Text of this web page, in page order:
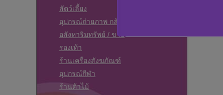
สัตว์เลี้ยง
อุปกรณ์ถ่ายภาพ กล้อง - วิดีโอ - ดีวีดี
อสังหาริมทรัพย์ / ขาย
รองเท้า
ร้านเครื่องสังฆภัณฑ์
อุปกรณ์กีฬา
ร้านค้าไม้